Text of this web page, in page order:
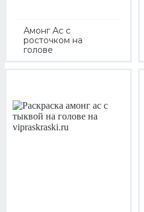
Амонг Ас с
росточком на
голове